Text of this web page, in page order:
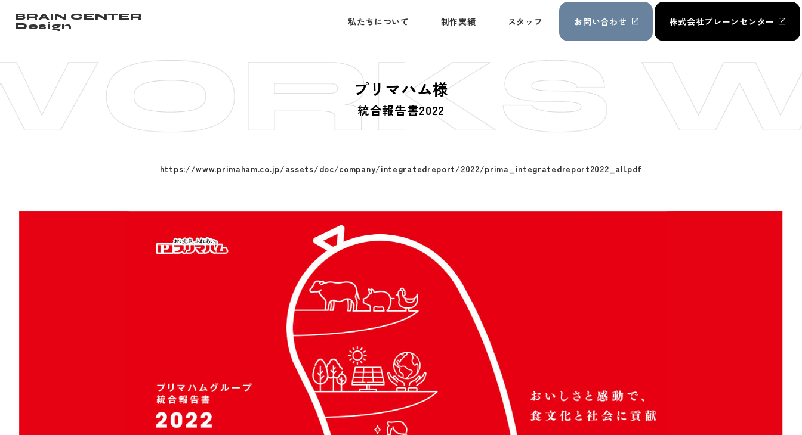
BRAIN CENTER
Design
私たちについて 制作実績 スタッフ お問い合わせ 株式会社ブレーンセンター
プリ マハム様
統合報告書2022
https://www.primaham.co.jp/assets/doc/company/integratedreport/2022/prima_integratedreport2022_all.pdf